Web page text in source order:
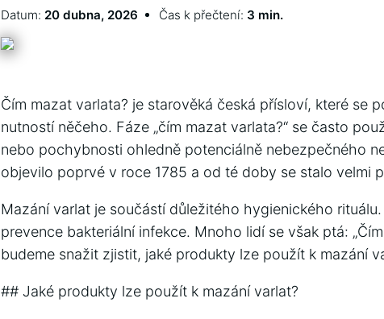
Datum: 20 dubna, 2026 Čas k přečtení: 3 min.
Čím mazat varlata? je starověká česká přísloví, které se
nutností něčeho. Fáze „čím mazat varlata?“ se často
nebo pochybnosti ohledně potenciálně nebezpečného
objevilo poprvé v roce 1785 a od té doby se stalo velmi
Mazání varlat je součástí důležitého hygienického
prevence bakteriální infekce. Mnoho lidí se však ptá:
budeme snažit zjistit, jaké produkty lze použít k mazání
## Jaké produkty lze použít k mazání varlat?